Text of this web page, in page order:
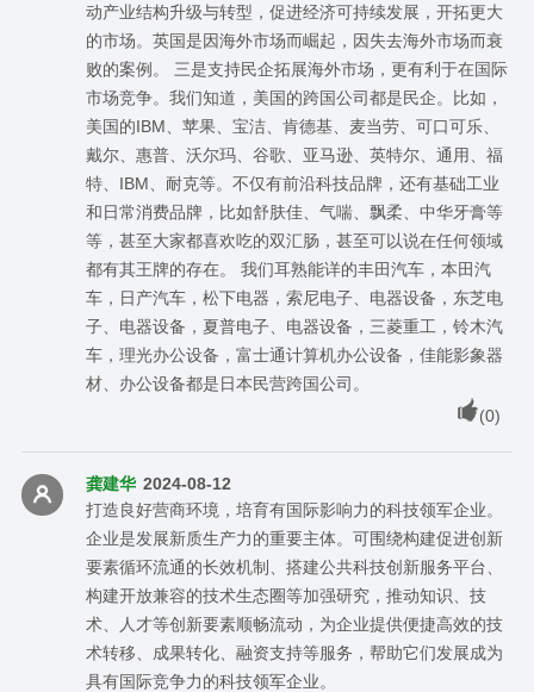
动产业结构升级与转型，促进经济可持续发展，开拓更大
的市场。英国是因海外市场而崛起，因失去海外市场而衰
败的案例。 三是支持民企拓展海外市场，更有利于在国际
市场竞争。我们知道，美国的跨国公司都是民企。比如，
美国的IBM、苹果、宝洁、肯德基、麦当劳、可口可乐、
戴尔、惠普、沃尔玛、谷歌、亚马逊、英特尔、通用、福
特、IBM、耐克等。不仅有前沿科技品牌，还有基础工业
和日常消费品牌，比如舒肤佳、气喘、飘柔、中华牙膏等
等，甚至大家都喜欢吃的双汇肠，甚至可以说在任何领域
都有其王牌的存在。 我们耳熟能详的丰田汽车，本田汽
车，日产汽车，松下电器，索尼电子、电器设备，东芝电
子、电器设备，夏普电子、电器设备，三菱重工，铃木汽
车，理光办公设备，富士通计算机办公设备，佳能影象器
材、办公设备都是日本民营跨国公司。
(0)
龚建华 2024-08-12
打造良好营商环境，培育有国际影响力的科技领军企业。
企业是发展新质生产力的重要主体。可围绕构建促进创新
要素循环流通的长效机制、搭建公共科技创新服务平台、
构建开放兼容的技术生态圈等加强研究，推动知识、技
术、人才等创新要素顺畅流动，为企业提供便捷高效的技
术转移、成果转化、融资支持等服务，帮助它们发展成为
具有国际竞争力的科技领军企业。